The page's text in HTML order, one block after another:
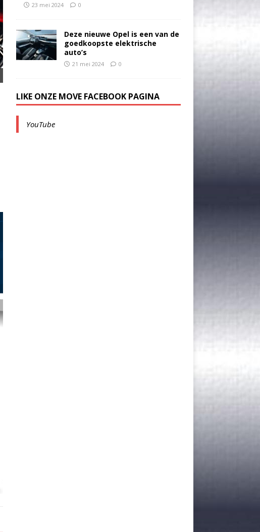
23 mei 2024 0
Deze nieuwe Opel is een van de
goedkoopste elektrische
auto’s
21 mei 2024 0
LIKE ONZE MOVE FACEBOOK PAGINA
YouTube